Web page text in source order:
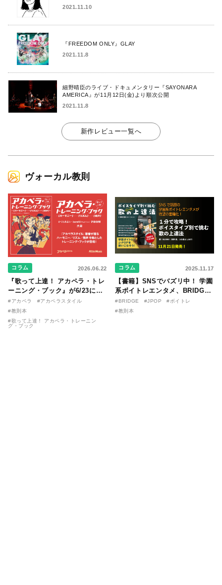
2021.11.10
『FREEDOM ONLY』GLAY
2021.11.8
細野晴臣のライブ・ドキュメンタリー『SAYONARA
AMERICA』が11月12日(金)より順次公開
2021.11.8
新作レビュー一覧へ
ヴォーカル教則
コラム 2026.06.22
『歌って上達！ アカペラ・トレ
ーニング・ブック』が6/23に発
売！ 課題曲音源・音取り用アプ
リを公開。
#アカペラ
#アカペラスタイル
#教則本
#歌って上達！ アカペラ・トレーニン
グ・ブック
コラム 2025.11.17
【書籍】SNSでバズリ中！ 学園
系ボイトレエンタメ、BRIDGE
が届ける教則本『１分で攻略！
ボイスタイプ別で挑む歌の上達
#BRIDGE #JPOP
#ボイトレ
#教則本